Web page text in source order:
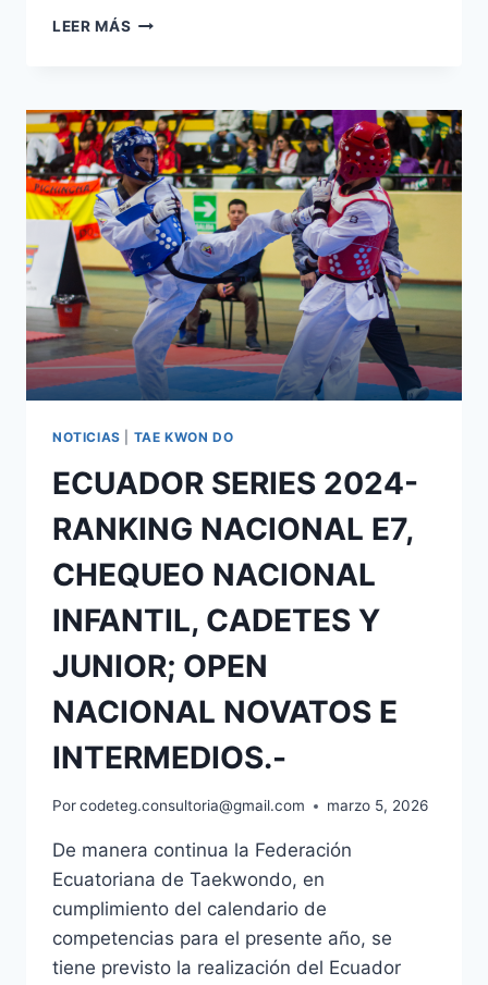
LEER MÁS
NOTICIAS TAE KWON DO
ECUADOR SERIES 2024-
RANKING NACIONAL E7,
CHEQUEO NACIONAL
INFANTIL, CADETES Y
JUNIOR; OPEN
NACIONAL NOVATOS E
INTERMEDIOS.-
Porcodeteg.consultoria@gmail.com marzo 5, 2026
De manera continua la Federación
Ecuatoriana de Taekwondo, en
cumplimiento del calendario de
competencias para el presente año, se
tiene previsto la realización del Ecuador